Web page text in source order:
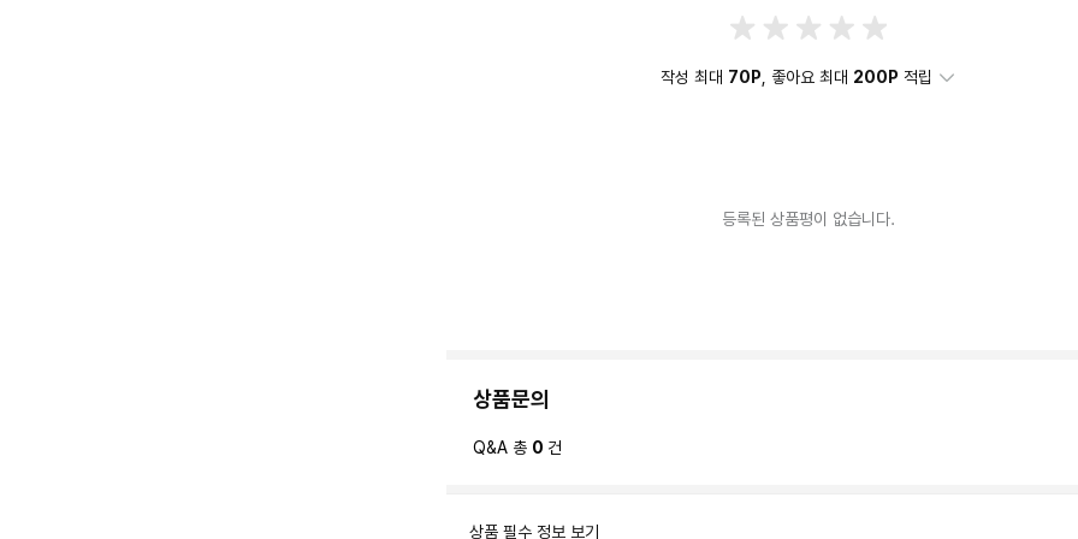
작성 최대 70P , 좋아요 최대 200P 적립
등록된 상품평이 없습니다.
상품문의
Q&A 총 0 건
상품 필수 정보 보기